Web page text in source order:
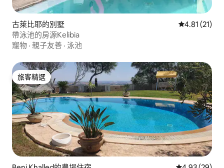
古萊比耶的別墅 從 21 則評價
4.81 (21)
帶泳池的房源Kelibia
寵物 · 親子友善 · 泳池
旅客精選
旅客精選